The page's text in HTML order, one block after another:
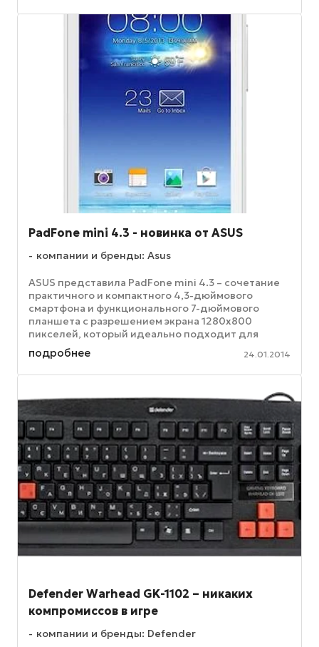
PadFone mini 4.3 - новинка от ASUS
компании и бренды: Asus
ASUS представила PadFone mini 4.3 – сочетание
практичного и компактного 4,3-дюймового
смартфона и функционального 7-дюймового
планшета с разрешением экрана 1280х800
пикселей, который идеально подходит для
мультимедийных приложений. Смартфон PadFone
...
подробнее 24.01.2014
Defender Warhead GK-1102 – никаких
компромиссов в игре
компании и бренды: Defender